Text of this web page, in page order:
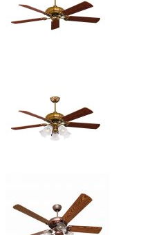
Quạt trần 5 cánh Strong làm
vênh, mối mọt có khả năng
lắc khi vận hành, sải cánh